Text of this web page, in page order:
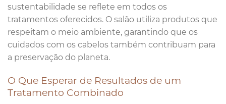
sustentabilidade se reflete em todos os
tratamentos oferecidos. O salão utiliza produtos que
respeitam o meio ambiente, garantindo que os
cuidados com os cabelos também contribuam para
a preservação do planeta.
O Que Esperar de Resultados de um
Tratamento Combinado